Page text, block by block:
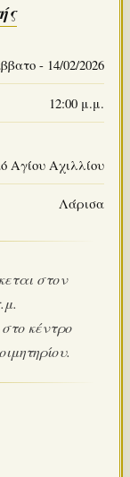
- 14/02/2026
12:00 μ.μ.
Αγίου Αχιλλίου
Λάρισα
στον
κέντρο